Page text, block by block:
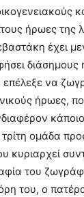
ήρωες της
έχει
διάσημους
επέλεξε να
ήρωες,
τρίτη ομάδα
κυριαρχεί
του
του, ο